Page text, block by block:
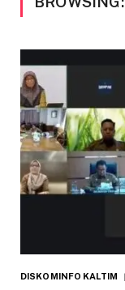
DISKOMINFO KALTIM